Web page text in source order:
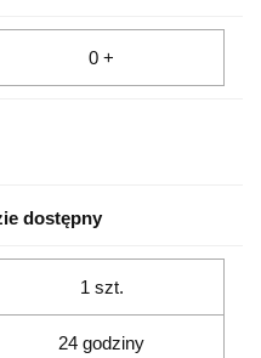
0 +
dostępny
1 szt.
24 godziny